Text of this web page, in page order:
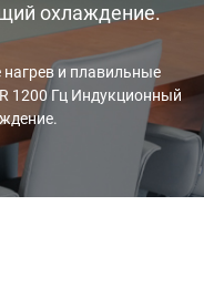
охлаждение.
и плавильные
1200 Гц Индукционный